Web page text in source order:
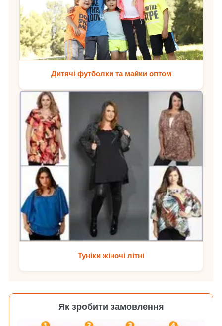
Дитячі футболки та майки оптом
Туніки жіночі літні
Як зробити замовлення